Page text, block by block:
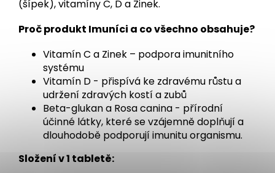
(šípek), vitamíny C, D a Zinek.
Proč produkt Imuníci a co všechno obsahuje?
Vitamín C a Zinek – podpora imunitního
systému
Vitamín D - přispívá ke zdravému růstu a
udržení zdravých kostí a zubů
Beta-glukan a Rosa canina - přírodní
účinné látky, které se vzájemně doplňují a
dlouhodobě podporují imunitu organismu.
Složení v 1 tabletě: